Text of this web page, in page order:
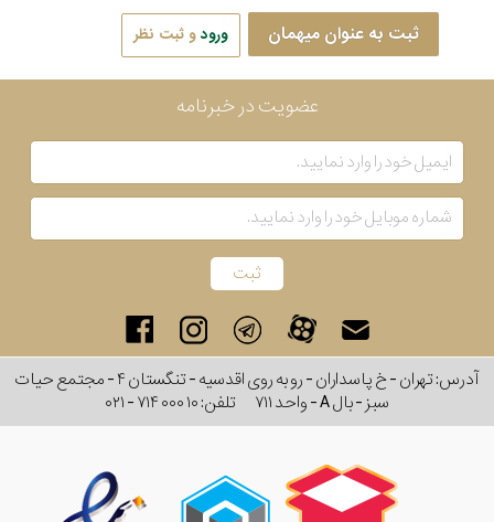
ثبت به عنوان میهمان ورودو ثبت نظر
عضویت در خبرنامه
آدرس: تهران - خ پاسداران - رو به روی اقدسیه - تنگستان ۴ - مجتمع حیات
سبز - بال A - واحد ۷۱۱
تلفن:۰۲۱ - ۷۱۴ ۰۰۰ ۱۰